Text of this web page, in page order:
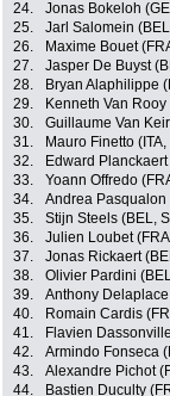
24.
Jonas Bokeloh
25.
Jarl Salomein
26.
Maxime Bouet
27.
Jasper De Buyst
28.
Bryan Alaphilippe
29.
Kenneth Van
30.
Guillaume Van
31.
Mauro Finetto
32.
Edward
33.
Yoann Offredo
34.
Andrea Pasqualon
35.
Stijn Steels (BEL,
36.
Julien Loubet
37.
Jonas Rickaert
38.
Olivier Pardini
39.
Anthony
40.
Romain Cardis
41.
Flavien
42.
Armindo Fonseca
43.
Alexandre Pichot
44.
Bastien Duculty